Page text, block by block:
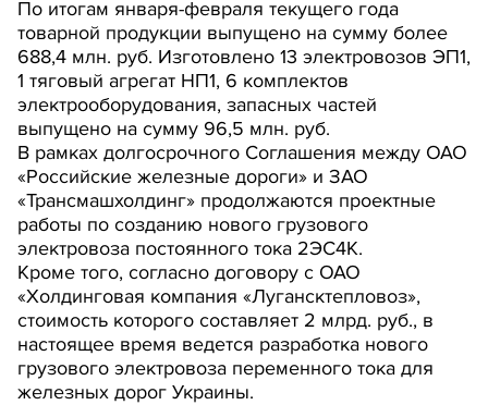
По итогам января-февраля текущего года
товарной продукции выпущено на сумму более
688,4 млн. руб. Изготовлено 13 электровозов ЭП1,
1 тяговый агрегат НП1, 6 комплектов
электрооборудования, запасных частей
выпущено на сумму 96,5 млн. руб.
В рамках долгосрочного Соглашения между ОАО
«Российские железные дороги» и ЗАО
«Трансмашхолдинг» продолжаются проектные
работы по созданию нового грузового
электровоза постоянного тока 2ЭС4К.
Кроме того, согласно договору с ОАО
«Холдинговая компания «Лугансктепловоз»,
стоимость которого составляет 2 млрд. руб., в
настоящее время ведется разработка нового
грузового электровоза переменного тока для
железных дорог Украины.